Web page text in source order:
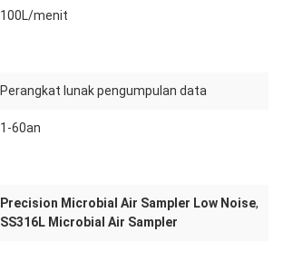
100L/menit
Perangkat lunak pengumpulan data
1-60an
Precision Microbial Air Sampler Low Noise,
SS316L Microbial Air Sampler